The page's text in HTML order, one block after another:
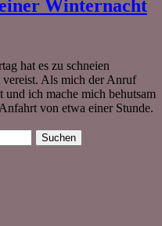
Winternacht
hat es zu schneien
vereist. Als mich der Anruf
und ich mache mich behutsam
von etwa einer Stunde.